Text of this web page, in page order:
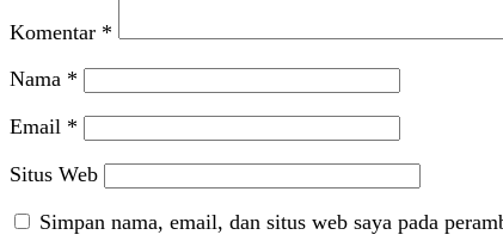
Komentar *
Nama *
Email *
Situs Web
Simpan nama, email, dan situs web saya pada